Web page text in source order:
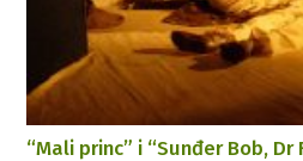
“Mali princ” i “Sunđer Bob,